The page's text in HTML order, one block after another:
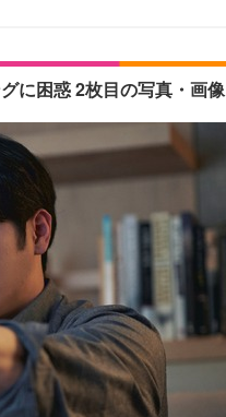
に困惑 2枚目の写真・画像